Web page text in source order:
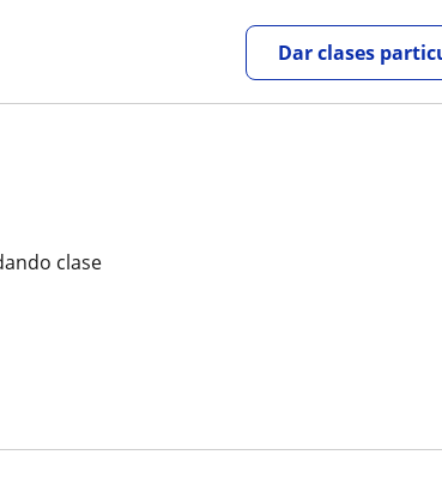
Dar clases
clase